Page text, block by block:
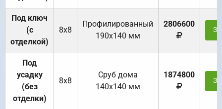
Под ключ
(с
отделкой)
8х8
Профилированный
190х140 мм
2806600
Под
усадку
(без
отделки)
8х8
Cруб дома
140х140 мм
1874800